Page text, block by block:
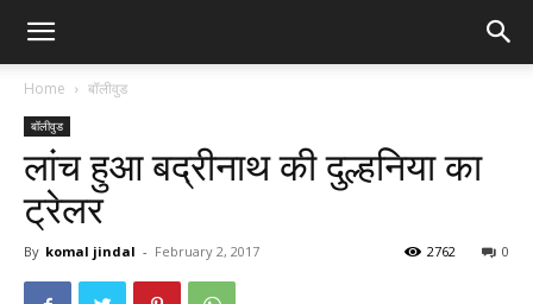
Home बॉलीवुड
बॉलीवुड
लांच हुआ बद्रीनाथ की दुल्हनिया का
ट्रेलर
By komal jindal - February 2, 2017 0
2762